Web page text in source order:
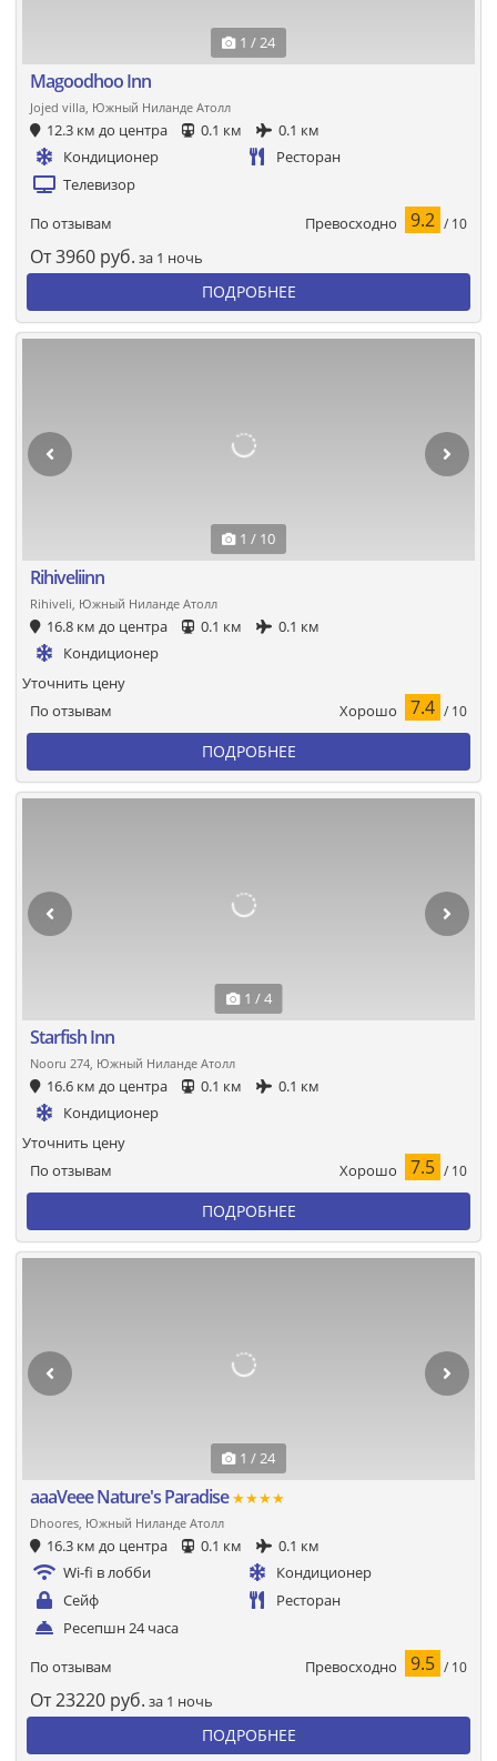
1 / 24
Magoodhoo Inn
Jojed villa, Южный Ниланде Атолл
12.3 км до центра 0.1 км
0.1 км
Кондиционер
Ресторан
Телевизор
По отзывам Превосходно 9.2 / 10
От3960 руб. за 1 ночь
ПОДРОБНЕЕ
1 / 10
Rihiveliinn
Rihiveli, Южный Ниланде Атолл
16.8 км до центра 0.1 км
0.1 км
Кондиционер
По отзывам Хорошо 7.4 / 10
Уточнить цену
ПОДРОБНЕЕ
1 / 4
Starfish Inn
Nooru 274, Южный Ниланде Атолл
16.6 км до центра 0.1 км
0.1 км
Кондиционер
По отзывам Хорошо 7.5 / 10
Уточнить цену
ПОДРОБНЕЕ
1 / 24
aaaVeee Nature's Paradise★★★★
Dhoores, Южный Ниланде Атолл
16.3 км до центра 0.1 км
0.1 км
Wi-fi в лобби
Кондиционер
Сейф
Ресторан
Ресепшн 24 часа
По отзывам Превосходно 9.5 / 10
От23220 руб. за 1 ночь
ПОДРОБНЕЕ